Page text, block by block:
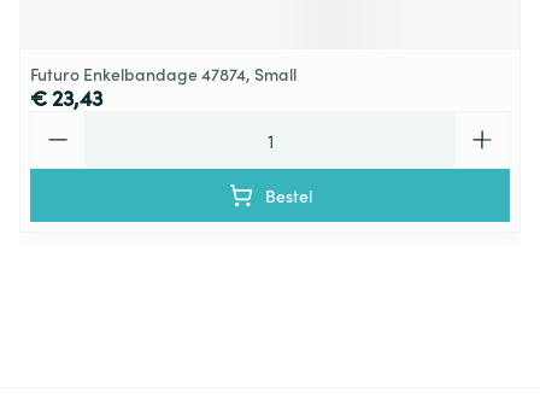
Futuro Enkelbandage 47874, Small
€ 23,43
Bestel